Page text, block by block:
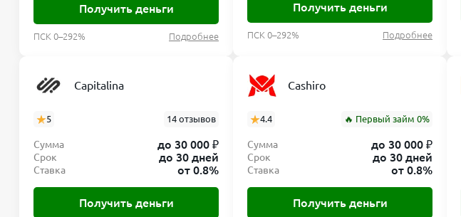
Получить деньги
ПСК 0–292% Подробнее
Получить деньги
ПСК 0–292% Подробнее
Capitalina
5 14 отзывов
Сумма до 30 000 ₽
Срок до 30 дней
Ставка от 0.8%
Получить деньги
Cashiro
4.4 🔥 Первый займ 0%
Сумма до 30 000 ₽
Срок до 30 дней
Ставка от 0.8%
Получить деньги